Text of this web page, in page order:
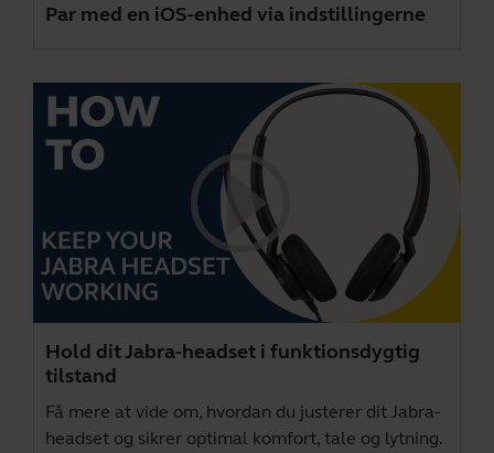
Par med en iOS-enhed via indstillingerne
Hold dit Jabra-headset i funktionsdygtig
tilstand
Få mere at vide om, hvordan du justerer dit Jabra-
headset og sikrer optimal komfort, tale og lytning.